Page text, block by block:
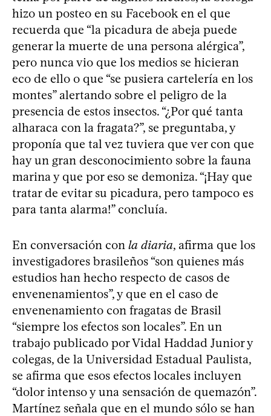
hizo un posteo en su Facebook en el que
recuerda que “la picadura de abeja puede
generar la muerte de una persona alérgica”,
pero nunca vio que los medios se hicieran
eco de ello o que “se pusiera cartelería en los
montes” alertando sobre el peligro de la
presencia de estos insectos. “¿Por qué tanta
alharaca con la fragata?”, se preguntaba, y
proponía que tal vez tuviera que ver con que
hay un gran desconocimiento sobre la fauna
marina y que por eso se demoniza. “¡Hay que
tratar de evitar su picadura, pero tampoco es
para tanta alarma!” concluía.
En conversación con la diaria, afirma que los
investigadores brasileños “son quienes más
estudios han hecho respecto de casos de
envenenamientos”, y que en el caso de
envenenamiento con fragatas de Brasil
“siempre los efectos son locales”. En un
trabajo publicado por Vidal Haddad Junior y
colegas, de la Universidad Estadual Paulista,
se afirma que esos efectos locales incluyen
“dolor intenso y una sensación de quemazón”.
Martínez señala que en el mundo sólo se han